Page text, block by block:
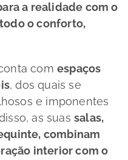
a realidade com o
o conforto,
comespaços
, dos quais se
e imponentes
as suassalas,
combinam
interior com o